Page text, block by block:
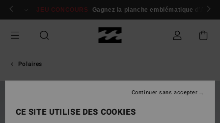
Passer
Se connecter / s'inscrire
JEU CONCOURS Gagnez la planche emblématique d'Andy
Polaires
CE SITE UTILISE DES COOKIES
Continuer sans accepter